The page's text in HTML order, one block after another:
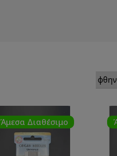
Άμεσα Διαθέσιμο